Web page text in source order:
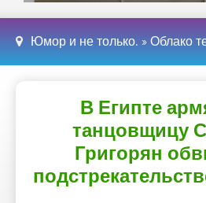
Юмор и не только. » Облако
В Египте
танцовщицу
Григорян